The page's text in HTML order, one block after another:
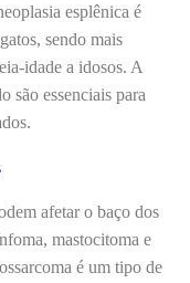
esplênica é
sendo mais
idade a idosos. A
são essenciais para
afetar o baço dos
mastocitoma e
é um tipo de